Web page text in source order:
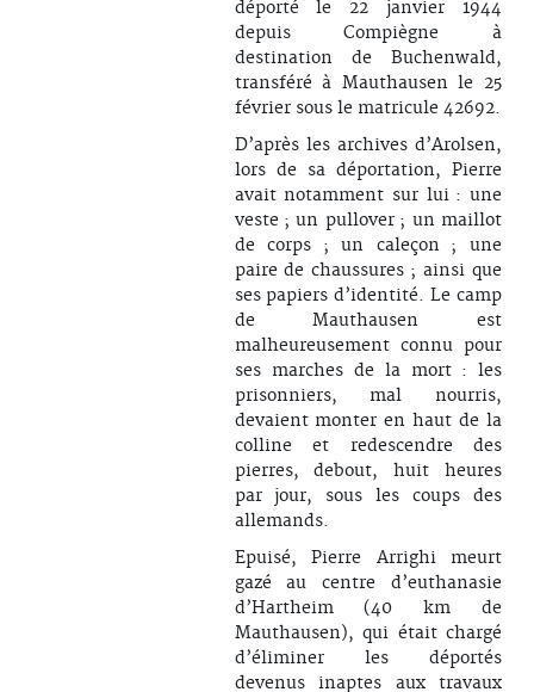
déporté le 22 janvier 1944
depuis Compiègne à
destination de Buchenwald,
transféré à Mauthausen le 25
février sous le matricule 42692.
D’après les archives d’Arolsen,
lors de sa déportation, Pierre
avait notamment sur lui : une
veste ; un pullover ; un maillot
de corps ; un caleçon ; une
paire de chaussures ; ainsi que
ses papiers d’identité. Le camp
de Mauthausen est
malheureusement connu pour
ses marches de la mort : les
prisonniers, mal nourris,
devaient monter en haut de la
colline et redescendre des
pierres, debout, huit heures
par jour, sous les coups des
allemands.
Epuisé, Pierre Arrighi meurt
gazé au centre d’euthanasie
d’Hartheim (40 km de
Mauthausen), qui était chargé
d’éliminer les déportés
devenus inaptes aux travaux